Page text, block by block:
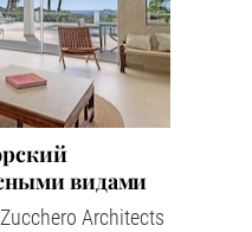
видами
Architects